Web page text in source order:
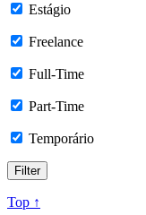
Estágio
Freelance
Full-Time
Part-Time
Temporário
Top ↑